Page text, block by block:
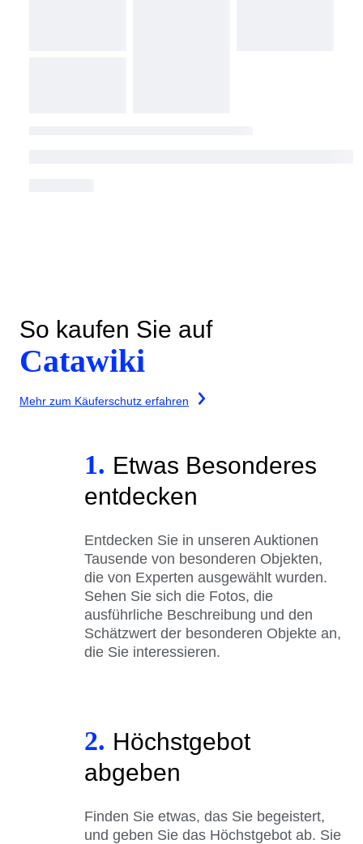
So kaufen Sie auf
Catawiki
Mehr zum Käuferschutz erfahren
1. Etwas Besonderes
entdecken
Entdecken Sie in unseren Auktionen
Tausende von besonderen Objekten,
die von Experten ausgewählt wurden.
Sehen Sie sich die Fotos, die
ausführliche Beschreibung und den
Schätzwert der besonderen Objekte an,
die Sie interessieren.
2. Höchstgebot
abgeben
Finden Sie etwas, das Sie begeistert,
und geben Sie das Höchstgebot ab. Sie